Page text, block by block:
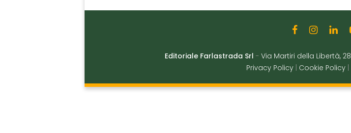
Editoriale Farlastrada Srl - Via Martiri della Libertà, 28
Privacy Policy
Cookie Policy